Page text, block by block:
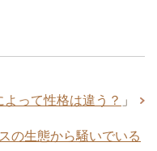
って性格は違う？ 」
の生態から騒いでいる